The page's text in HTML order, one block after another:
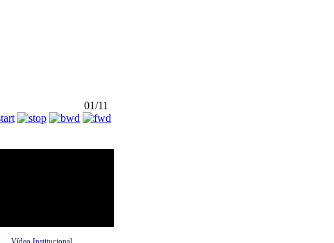
01/11
Vídeo Institucional